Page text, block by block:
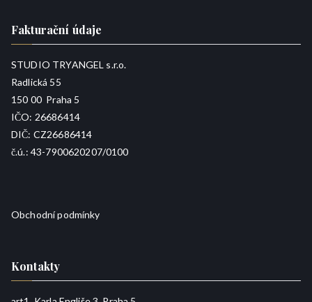
Fakturační údaje
STUDIO TRYANGEL s.r.o.
Radlická 55
150 00 Praha 5
IČO: 26686414
DIČ: CZ26686414
č.ú.: 43-7900620207/0100
Obchodní podmínky
Kontakty